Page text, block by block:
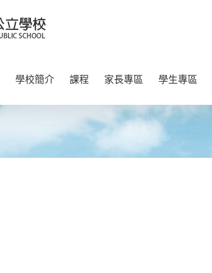
學校簡介 課程 家長專區 學生專區